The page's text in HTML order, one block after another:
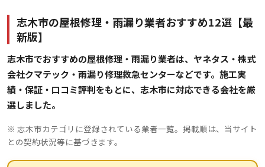
志木市の屋根修理・雨漏り業者おすすめ12選【最
新版】
志木市でおすすめの屋根修理・雨漏り業者は、ヤネタス・株式
会社クマテック・雨漏り修理救急センターなどです。施工実
績・保証・口コミ評判をもとに、志木市に対応できる会社を厳
選しました。
※ 志木市カテゴリに登録されている業者一覧。掲載順は、当サイト
との契約状況等に基づきます。